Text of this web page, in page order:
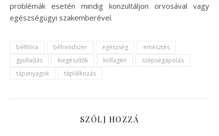
problémák esetén mindig konzultáljon orvosával vagy
egészségügyi szakemberével.
bélflóra bélrendszer egészség
emésztés
gyulladás
kiegészítők kollagén
szépségápolás
tápanyagok
táplálkozás
SZÓLJ HOZZÁ